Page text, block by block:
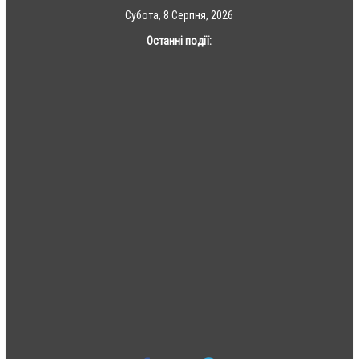
Субота, 8 Серпня, 2026
Останні події: